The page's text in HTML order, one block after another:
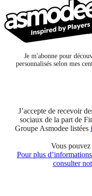
Je m'abonne pour
personnalisés selon mes
J’accepte de recevoir
sociaux de la part de
Groupe Asmodee listées
Vous pouvez
Pour plus
consulter